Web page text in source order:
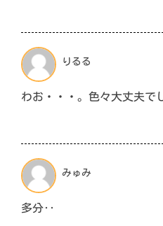
りるる
わお・・・。色々大丈夫で
みゅみ
多分‥